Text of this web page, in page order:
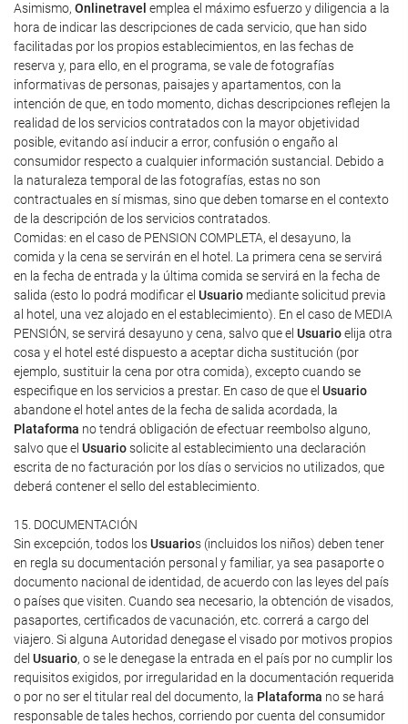
Asimismo, Onlinetravel emplea el máximo esfuerzo y diligencia a la
hora de indicar las descripciones de cada servicio, que han sido
facilitadas por los propios establecimientos, en las fechas de
reserva y, para ello, en el programa, se vale de fotografías
informativas de personas, paisajes y apartamentos, con la
intención de que, en todo momento, dichas descripciones reflejen la
realidad de los servicios contratados con la mayor objetividad
posible, evitando así inducir a error, confusión o engaño al
consumidor respecto a cualquier información sustancial. Debido a
la naturaleza temporal de las fotografías, estas no son
contractuales en sí mismas, sino que deben tomarse en el contexto
de la descripción de los servicios contratados.
Comidas: en el caso de PENSION COMPLETA, el desayuno, la
comida y la cena se servirán en el hotel. La primera cena se servirá
en la fecha de entrada y la última comida se servirá en la fecha de
salida (esto lo podrá modificar el Usuario mediante solicitud previa
al hotel, una vez alojado en el establecimiento). En el caso de MEDIA
PENSIÓN, se servirá desayuno y cena, salvo que el Usuarioelija otra
cosa y el hotel esté dispuesto a aceptar dicha sustitución (por
ejemplo, sustituir la cena por otra comida), excepto cuando se
especifique en los servicios a prestar. En caso de que el Usuario
abandone el hotel antes de la fecha de salida acordada, la
Plataforma no tendrá obligación de efectuar reembolso alguno,
salvo que el Usuariosolicite al establecimiento una declaración
escrita de no facturación por los días o servicios no utilizados, que
deberá contener el sello del establecimiento.
15. DOCUMENTACIÓN
Sin excepción, todos losUsuarios (incluidos los niños) deben tener
en regla su documentación personal y familiar, ya sea pasaporte o
documento nacional de identidad, de acuerdo con las leyes del país
o países que visiten. Cuando sea necesario, la obtención de visados,
pasaportes, certificados de vacunación, etc. correrá a cargo del
viajero. Si alguna Autoridad denegase el visado por motivos propios
del Usuario, o se le denegase la entrada en el país por no cumplir los
requisitos exigidos, por irregularidad en la documentación requerida
o por no ser el titular real del documento, la Plataforma no se hará
responsable de tales hechos, corriendo por cuenta del consumidor